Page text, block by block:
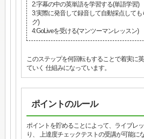
2:字幕の中の英単語を学習する(単語学習)
3:実際に発音して録音して自動採点しても
グ)
4:GoLiveを受ける(マンツーマンレッスン)
このステップを何回転もすることで着実に
ていく 仕組みになっています。
ポイントのルール
ポイントを貯めることによって、ライブレ
り、 上達度チェックテストの受講が可能に